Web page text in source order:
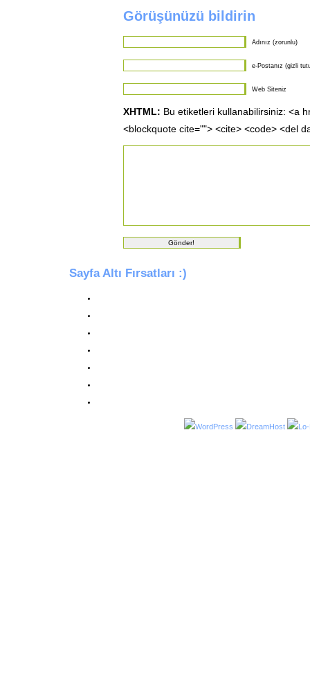
Görüşünüzü bildirin
Adınız (zorunlu)
e-Postanız (gizli
Web Siteniz
XHTML: Bu etiketleri kullanabilirsiniz: <a
<blockquote cite=""> <cite> <code> <del
Sayfa Altı Fırsatları :)